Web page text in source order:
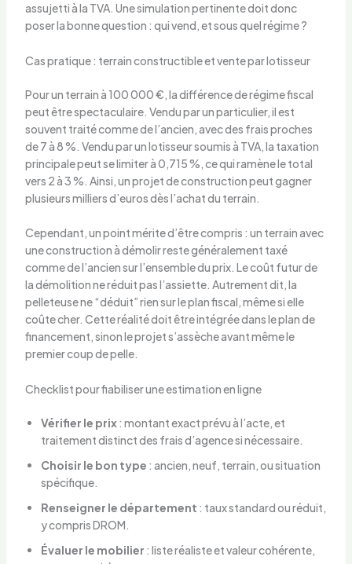
assujetti à la TVA. Une simulation pertinente doit donc
poser la bonne question : qui vend, et sous quel régime ?
Cas pratique : terrain constructible et vente par lotisseur
Pour un terrain à 100 000 €, la différence de régime fiscal
peut être spectaculaire. Vendu par un particulier, il est
souvent traité comme de l’ancien, avec des frais proches
de 7 à 8 %. Vendu par un lotisseur soumis à TVA, la taxation
principale peut se limiter à 0,715 %, ce qui ramène le total
vers 2 à 3 %. Ainsi, un projet de construction peut gagner
plusieurs milliers d’euros dès l’achat du terrain.
Cependant, un point mérite d’être compris : un terrain avec
une construction à démolir reste généralement taxé
comme de l’ancien sur l’ensemble du prix. Le coût futur de
la démolition ne réduit pas l’assiette. Autrement dit, la
pelleteuse ne “déduit” rien sur le plan fiscal, même si elle
coûte cher. Cette réalité doit être intégrée dans le plan de
financement, sinon le projet s’assèche avant même le
premier coup de pelle.
Checklist pour fiabiliser une estimation en ligne
Vérifier le prix: montant exact prévu à l’acte, et
traitement distinct des frais d’agence si nécessaire.
Choisir le bon type : ancien, neuf, terrain, ou situation
spécifique.
Renseigner le département : taux standard ou réduit,
y compris DROM.
Évaluer le mobilier : liste réaliste et valeur cohérente,